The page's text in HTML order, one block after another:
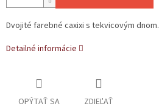
Dvojité farebné caxixi s tekvicovým dnom.
Detailné informácie
OPÝTAŤ SA ZDIEĽAŤ